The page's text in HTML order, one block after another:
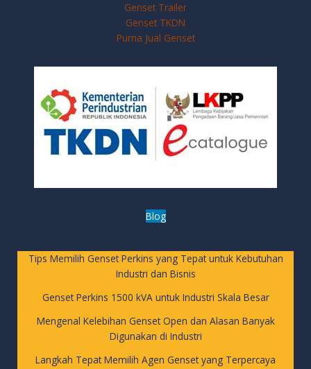
Genset Trailer
Genset TKDN
Purna Jual Genset
Blog
Tips Memilih Genset Perkins yang Tepat untuk Kebutuhan
Industri dan Bisnis
Genset Perkins 1500 kVA untuk Industri Skala Besar
Mengenal Kelebihan Genset Open dan Alasan Banyak
Digunakan di Industri
Langkah Tepat Memilih Agen Genset yang Terpercaya